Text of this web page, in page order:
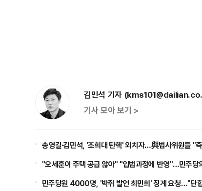
김민석 기자
기사 모아 보기 >
송영길·김민석, '조희대 탄핵' 외치자…與법사위원들 "
"오세훈이 주택 공급 않아" "입법과정에 반영"…민주당
민주당원 4000명, '박쥐 발언 최민희' 징계 요청…"단